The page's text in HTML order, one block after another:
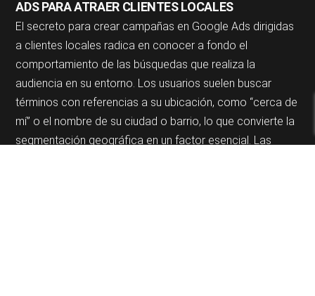
ADS PARA ATRAER CLIENTES LOCALES
El secreto para crear campañas en Google Ads dirigidas
a clientes locales radica en conocer a fondo el
comportamiento de las búsquedas que realiza la
audiencia en su entorno. Los usuarios suelen buscar
términos con referencias a su ubicación, como “cerca de
mí” o el nombre de su ciudad o barrio, lo que convierte la
segmentación geográfica en un factor esencial. Las